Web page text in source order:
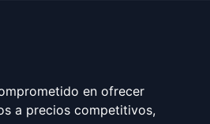
en ofrecer
a precios competitivos,